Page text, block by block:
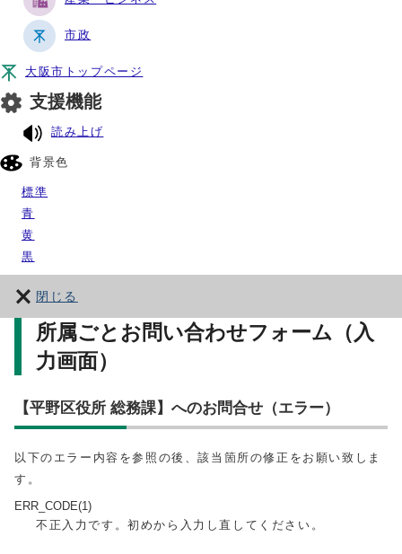
市政
大阪市トップページ
支援機能
読み上げ
背景色
標準
青
黄
黒
閉じる
所属ごとお問い合わせフォーム（入
力画面）
【平野区役所 総務課】へのお問合せ（エラー）
以下のエラー内容を参照の後、該当箇所の修正をお願い致しま
す。
ERR_CODE(1)
不正入力です。初めから入力し直してください。